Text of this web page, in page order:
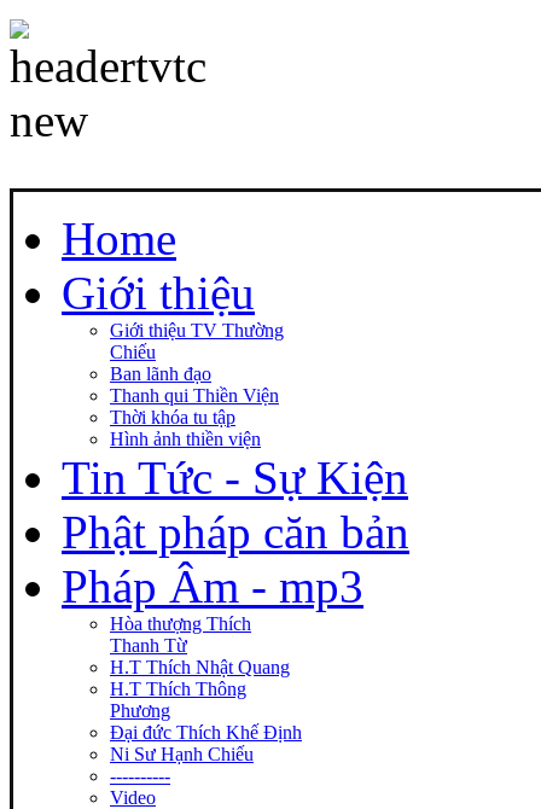
Home
Giới thiệu
Giới thiệu TV Thường
Chiếu
Ban lãnh đạo
Thanh qui Thiền Viện
Thời khóa tu tập
Hình ảnh thiền viện
Tin Tức - Sự Kiện
Phật pháp căn bản
Pháp Âm - mp3
Hòa thượng Thích
Thanh Từ
H.T Thích Nhật Quang
H.T Thích Thông
Phương
Đại đức Thích Khế Định
Ni Sư Hạnh Chiếu
----------
Video